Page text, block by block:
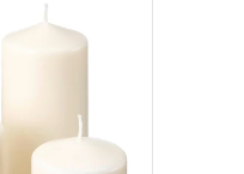
لاله زار منطقه ی
که دشت گل های
تصمیم براین شد تا